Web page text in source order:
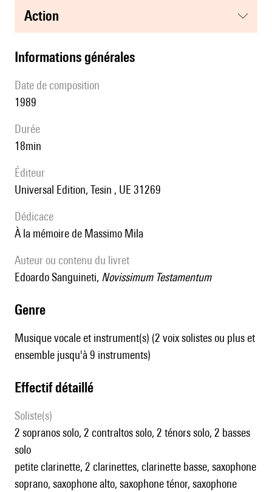
action
informations générales
date de composition
1989
durée
18min
éditeur
Universal Edition, Tesin , UE 31269
Dédicace
à la mémoire de Massimo Mila
Auteur ou contenu du livret
Edoardo Sanguineti, Novissimum Testamentum
genre
Musique vocale et instrument(s) (2 voix solistes ou plus et
ensemble jusqu'à 9 instruments)
effectif détaillé
Soliste(s)
2 sopranos solo, 2 contraltos solo, 2 ténors solo, 2 basses
solo
petite clarinette, 2 clarinettes, clarinette basse, saxophone
soprano, saxophone alto, saxophone ténor, saxophone